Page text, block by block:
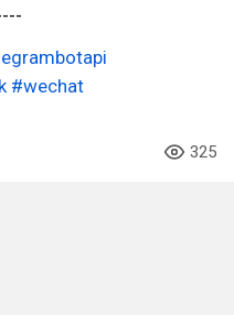
#wechat
325